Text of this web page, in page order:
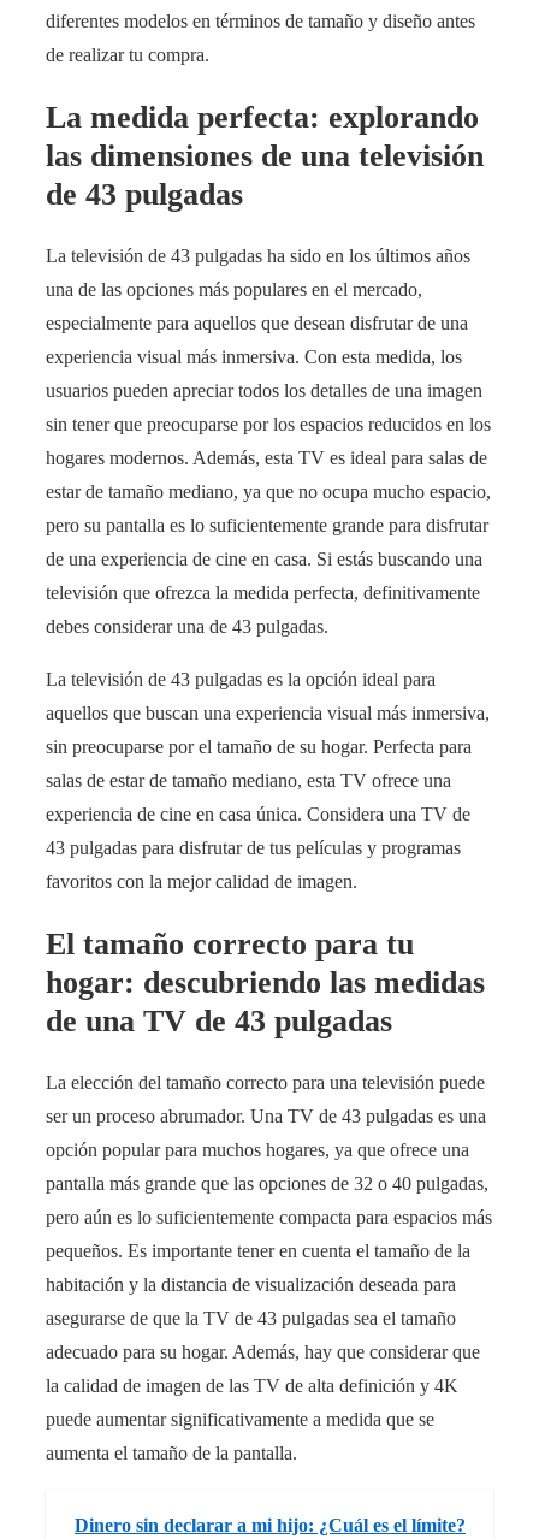
diferentes modelos en términos de tamaño y diseño antes
de realizar tu compra.
La medida perfecta: explorando
las dimensiones de una televisión
de 43 pulgadas
La televisión de 43 pulgadas ha sido en los últimos años
una de las opciones más populares en el mercado,
especialmente para aquellos que desean disfrutar de una
experiencia visual más inmersiva. Con esta medida, los
usuarios pueden apreciar todos los detalles de una imagen
sin tener que preocuparse por los espacios reducidos en los
hogares modernos. Además, esta TV es ideal para salas de
estar de tamaño mediano, ya que no ocupa mucho espacio,
pero su pantalla es lo suficientemente grande para disfrutar
de una experiencia de cine en casa. Si estás buscando una
televisión que ofrezca la medida perfecta, definitivamente
debes considerar una de 43 pulgadas.
La televisión de 43 pulgadas es la opción ideal para
aquellos que buscan una experiencia visual más inmersiva,
sin preocuparse por el tamaño de su hogar. Perfecta para
salas de estar de tamaño mediano, esta TV ofrece una
experiencia de cine en casa única. Considera una TV de
43 pulgadas para disfrutar de tus películas y programas
favoritos con la mejor calidad de imagen.
El tamaño correcto para tu
hogar: descubriendo las medidas
de una TV de 43 pulgadas
La elección del tamaño correcto para una televisión puede
ser un proceso abrumador. Una TV de 43 pulgadas es una
opción popular para muchos hogares, ya que ofrece una
pantalla más grande que las opciones de 32 o 40 pulgadas,
pero aún es lo suficientemente compacta para espacios más
pequeños. Es importante tener en cuenta el tamaño de la
habitación y la distancia de visualización deseada para
asegurarse de que la TV de 43 pulgadas sea el tamaño
adecuado para su hogar. Además, hay que considerar que
la calidad de imagen de las TV de alta definición y 4K
puede aumentar significativamente a medida que se
aumenta el tamaño de la pantalla.
Dinero sin declarar a mi hijo: ¿Cuál es el límite?